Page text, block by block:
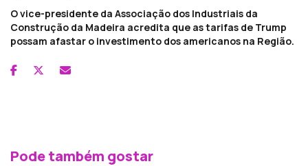
O vice-presidente da Associação dos Industriais da
Construção da Madeira acredita que as tarifas de Trump
possam afastar o investimento dos americanos na Região.
Pode também gostar